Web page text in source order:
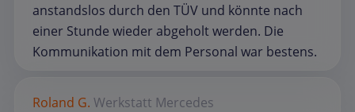
anstandslos durch den TÜV und könnte nach
einer Stunde wieder abgeholt werden. Die
Kommunikation mit dem Personal war bestens.
Roland G. Werkstatt Mercedes